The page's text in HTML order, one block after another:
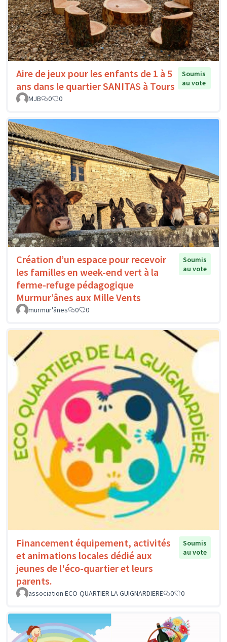
Aire de jeux pour les enfants de 1 à 5
ans dans le quartier SANITAS à Tours
Soumis
au vote
MJB
0 0
Création d’un espace pour recevoir
les familles en week-end vert à la
ferme-refuge pédagogique
Murmur’ânes aux Mille Vents
Soumis
au vote
murmur'ânes 0 0
Financement équipement, activités
et animations locales dédié aux
jeunes de l'éco-quartier et leurs
parents.
Soumis
au vote
association ECO-QUARTIER LA GUIGNARDIERE 0 0